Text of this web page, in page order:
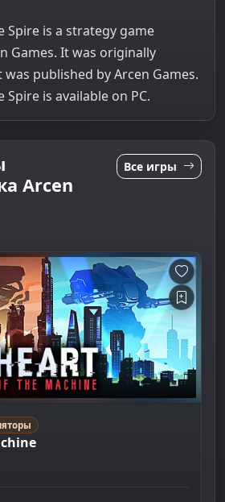
Spire is a strategy game
Games. It was originally
was published by Arcen Games.
is available on PC.
Arcen
Все игры